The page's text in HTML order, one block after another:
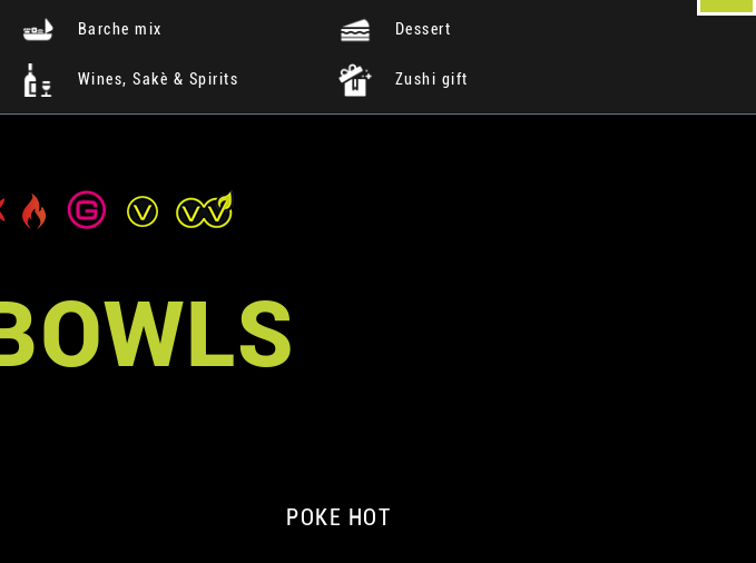
Barche mix Dessert
Wines, Sakè & Spirits Zushi gift
POKE HOT